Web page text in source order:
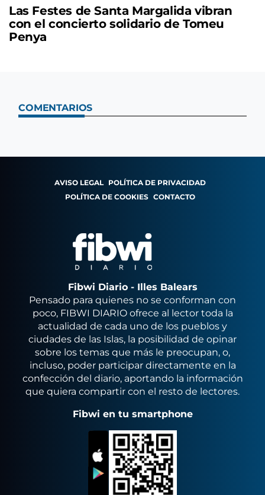
Las Festes de Santa Margalida vibran
con el concierto solidario de Tomeu
Penya
COMENTARIOS
AVISO LEGAL POLÍTICA DE PRIVACIDAD
POLÍTICA DE COOKIES CONTACTO
Fibwi Diario - Illes Balears
Pensado para quienes no se conforman con
poco, FIBWI DIARIO ofrece al lector toda la
actualidad de cada uno de los pueblos y
ciudades de las Islas, la posibilidad de opinar
sobre los temas que más le preocupan, o,
incluso, poder participar directamente en la
confección del diario, aportando la información
que quiera compartir con el resto de lectores.
Fibwi en tu smartphone